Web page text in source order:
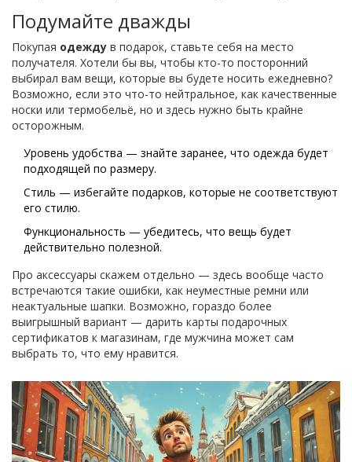
Подумайте дважды
Покупая одежду в подарок, ставьте себя на место
получателя. Хотели бы вы, чтобы кто-то посторонний
выбирал вам вещи, которые вы будете носить ежедневно?
Возможно, если это что-то нейтральное, как качественные
носки или термобельё, но и здесь нужно быть крайне
осторожным.
Уровень удобства — знайте заранее, что одежда будет
подходящей по размеру.
Стиль — избегайте подарков, которые не соответствуют
его стилю.
Функциональность — убедитесь, что вещь будет
действительно полезной.
Про аксессуары скажем отдельно — здесь вообще часто
встречаются такие ошибки, как неуместные ремни или
неактуальные шапки. Возможно, гораздо более
выигрышный вариант — дарить карты подарочных
сертификатов к магазинам, где мужчина может сам
выбрать то, что ему нравится.